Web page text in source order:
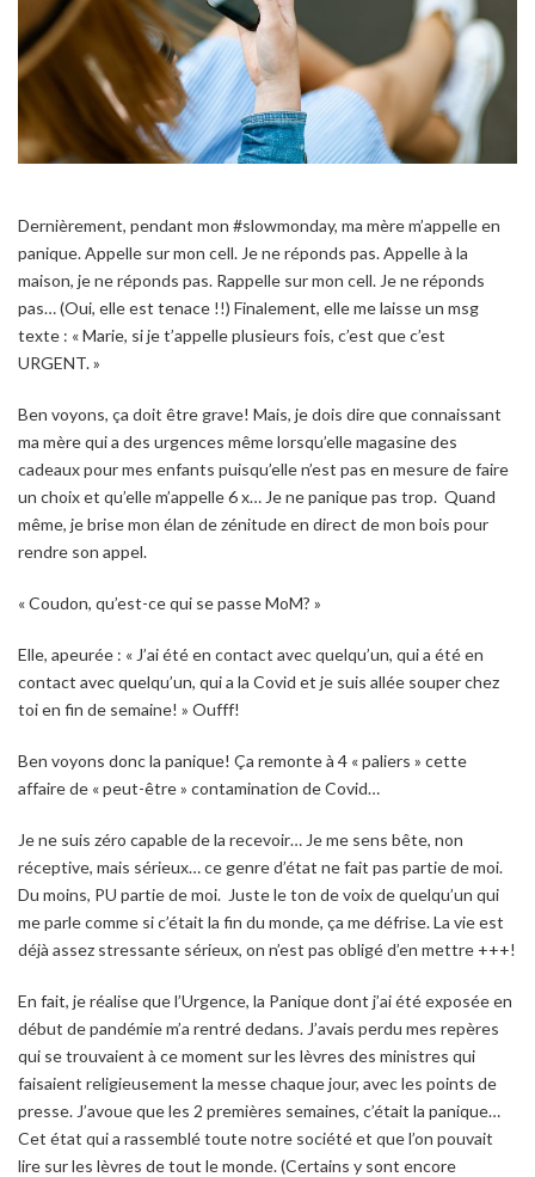
Dernièrement, pendant mon #slowmonday, ma mère m’appelle en
panique. Appelle sur mon cell. Je ne réponds pas. Appelle à la
maison, je ne réponds pas. Rappelle sur mon cell. Je ne réponds
pas… (Oui, elle est tenace !!) Finalement, elle me laisse un msg
texte : « Marie, si je t’appelle plusieurs fois, c’est que c’est
URGENT. »
Ben voyons, ça doit être grave! Mais, je dois dire que connaissant
ma mère qui a des urgences même lorsqu’elle magasine des
cadeaux pour mes enfants puisqu’elle n’est pas en mesure de faire
un choix et qu’elle m’appelle 6 x… Je ne panique pas trop. Quand
même, je brise mon élan de zénitude en direct de mon bois pour
rendre son appel.
« Coudon, qu’est-ce qui se passe MoM? »
Elle, apeurée : « J’ai été en contact avec quelqu’un, qui a été en
contact avec quelqu’un, qui a la Covid et je suis allée souper chez
toi en fin de semaine! » Oufff!
Ben voyons donc la panique! Ça remonte à 4 « paliers » cette
affaire de « peut-être » contamination de Covid…
Je ne suis zéro capable de la recevoir… Je me sens bête, non
réceptive, mais sérieux… ce genre d’état ne fait pas partie de moi.
Du moins, PU partie de moi. Juste le ton de voix de quelqu’un qui
me parle comme si c’était la fin du monde, ça me défrise. La vie est
déjà assez stressante sérieux, on n’est pas obligé d’en mettre +++!
En fait, je réalise que l’Urgence, la Panique dont j’ai été exposée en
début de pandémie m’a rentré dedans. J’avais perdu mes repères
qui se trouvaient à ce moment sur les lèvres des ministres qui
faisaient religieusement la messe chaque jour, avec les points de
presse. J’avoue que les 2 premières semaines, c’était la panique…
Cet état qui a rassemblé toute notre société et que l’on pouvait
lire sur les lèvres de tout le monde. (Certains y sont encore